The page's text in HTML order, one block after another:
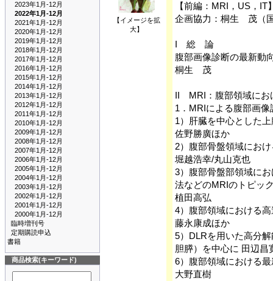
2023年1月-12月
2022年1月-12月
2021年1月-12月
2020年1月-12月
2019年1月-12月
2018年1月-12月
2017年1月-12月
2016年1月-12月
2015年1月-12月
2014年1月-12月
2013年1月-12月
2012年1月-12月
2011年1月-12月
2010年1月-12月
2009年1月-12月
2008年1月-12月
2007年1月-12月
2006年1月-12月
2005年1月-12月
2004年1月-12月
2003年1月-12月
2002年1月-12月
2001年1月-12月
2000年1月-12月
臨時増刊号
定期購読申込
書籍
商品検索(キーワード)
【イメージを拡
大】
【前編：MRI，US，IT
企画協力：桐生 茂（
I 総 論
腹部画像診断の最新動
桐生 茂
II MRI：腹部領域にお
1．MRIによる腹部画
1）肝臓を中心とした
佐野勝廣ほか
2）腹部骨盤領域にお
堀越浩幸/丸山克也
3）腹部骨盤部領域に
法などのMRIのトピッ
植田高弘
4）腹部領域における
藤永康成ほか
5）DLRを用いた高分
胆膵）を中心に 田辺昌
6）腹部領域における
大野直樹